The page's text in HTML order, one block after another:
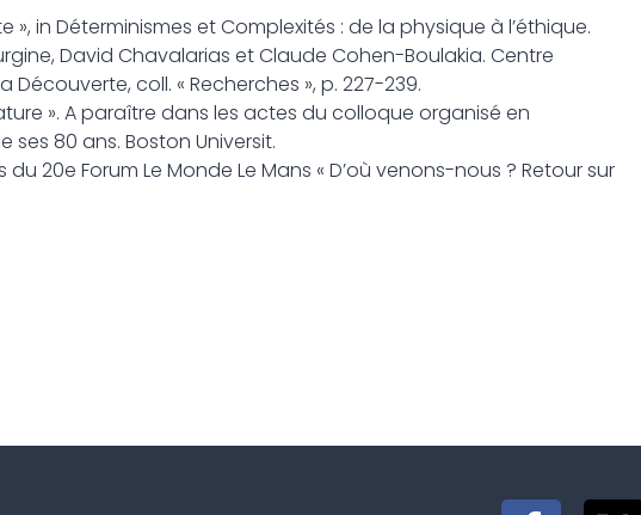
in Déterminismes et Complexités : de la physique à l’éthique.
David Chavalarias et Claude Cohen-Boulakia. Centre
coll. « Recherches », p. 227-239.
». A paraître dans les actes du colloque organisé en
ses 80 ans. Boston Universit.
20e Forum Le Monde Le Mans « D’où venons-nous ? Retour sur